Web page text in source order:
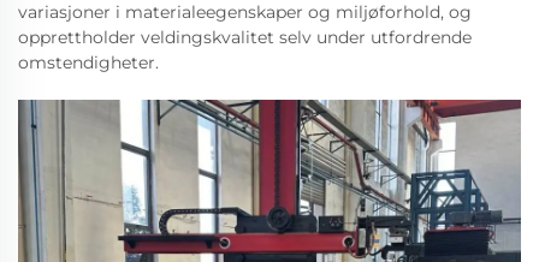
variasjoner i materialeegenskaper og miljøforhold, og
opprettholder veldingskvalitet selv under utfordrende
omstendigheter.